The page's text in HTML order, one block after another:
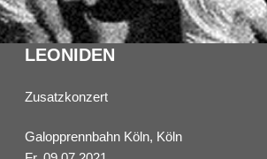
LEONIDEN
Zusatzkonzert
Galopprennbahn Köln, Köln